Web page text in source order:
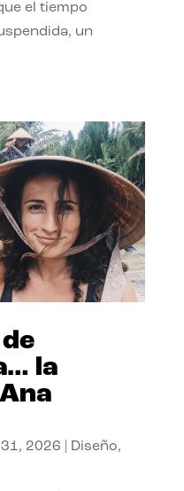
el tiempo
un
la
2026 Diseño,